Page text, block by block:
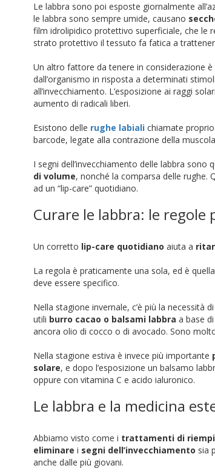
Le labbra sono poi esposte giornalmente
le labbra sono sempre umide, causano
film idrolipidico protettivo superficiale, che le
strato protettivo il tessuto fa fatica a
Un altro fattore da tenere in considerazione è
dall’organismo in risposta a determinati
all’invecchiamento. L’esposizione ai raggi
aumento di radicali liberi.
Esistono delle rughe labiali chiamate
barcode, legate alla contrazione della
I segni dell’invecchiamento delle labbra
di volume, nonché la comparsa delle rughe.
ad un “lip-care” quotidiano.
Curare le labbra: le regole
Un corretto lip-care quotidiano aiuta a
La regola è praticamente una sola, ed è
deve essere specifico.
Nella stagione invernale, c’è più la
utili burro cacao o balsami labbra a base di
ancora olio di cocco o di avocado. Sono
Nella stagione estiva è invece più importante
solare, e dopo l’esposizione un balsamo
oppure con vitamina C e acido ialuronico.
Le labbra e la medicina
Abbiamo visto come i trattamenti di
eliminare i segni dell’invecchiamento sia
anche dalle più giovani.